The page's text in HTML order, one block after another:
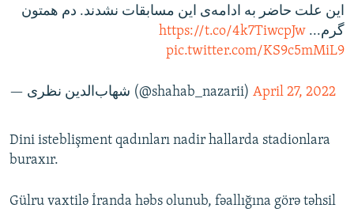
این علت حاضر به ادامه‌ی این مسابقات نشدند. دم همتون
گرم... https://t.co/4k7TiwcpJw
pic.twitter.com/KS9c5mMiL9
— شهاب‌الدين نظرى (@shahab_nazarii) April 27, 2022
Dini isteblişment qadınları nadir hallarda stadionlara
buraxır.
Gülru vaxtilə İranda həbs olunub, fəallığına görə təhsil